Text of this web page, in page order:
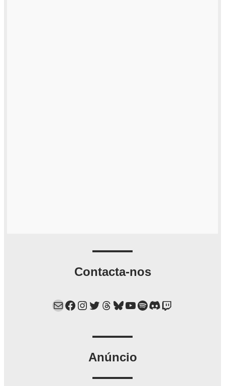
Contacta-nos
Mail Facebook Instagram Twitter Threads Bluesky YouTube Spotify Discord Twitch
Anúncio